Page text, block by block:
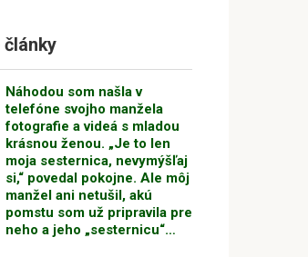
články
Náhodou som našla v
telefóne svojho manžela
fotografie a videá s mladou
krásnou ženou. „Je to len
moja sesternica, nevymýšľaj
si,“ povedal pokojne. Ale môj
manžel ani netušil, akú
pomstu som už pripravila pre
neho a jeho „sesternicu“…